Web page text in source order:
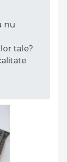
nu
tale?